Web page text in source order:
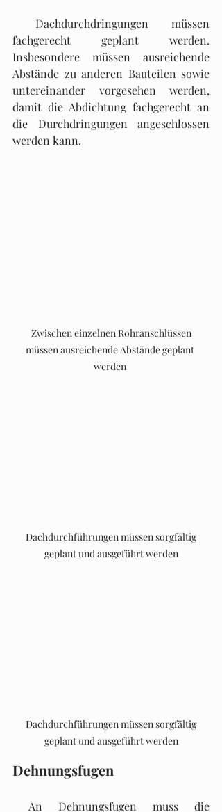
fachgerecht geplant werden.
Insbesondere müssen ausreichende
Abstände zu anderen Bauteilen sowie
untereinander vorgesehen werden,
damit die Abdichtung fachgerecht an
die Durchdringungen angeschlossen
werden kann.
müssen ausreichende Abstände geplant
werden
geplant und ausgeführt werden
geplant und ausgeführt werden
Dehnungsfugen